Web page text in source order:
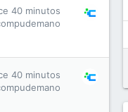
40 minutos
40 minutos